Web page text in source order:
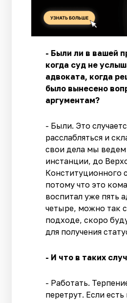
- Были ли в вашей
когда суд не
адвоката, когда
было вынесено
аргументам?
- Были. Это
расслабляться и
свои дела мы
инстанции, до
Конституционного
потому что это
воспитал уже пять
четыре, можно так
подходе, скоро
для получения
- И что в таких
- Работать.
перетрут. Если